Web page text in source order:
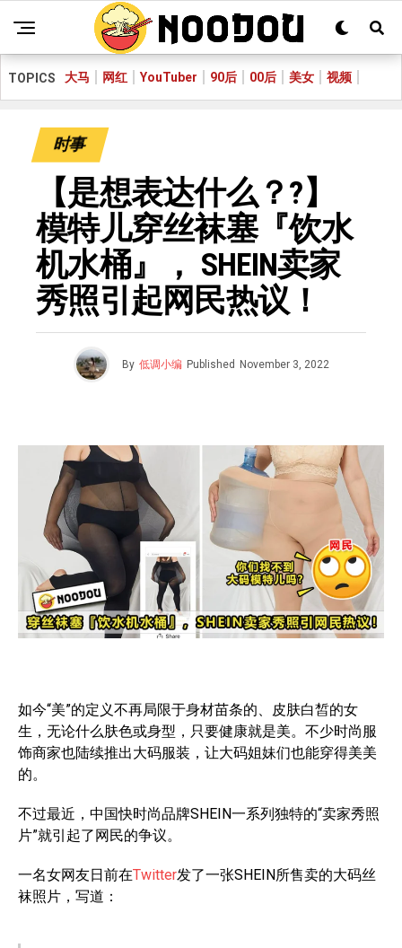
TOPICS 大马 网红 YouTuber 90后 00后 美女 视频
时事
【是想表达什么？?】
模特儿穿丝袜塞『饮水
机水桶』， SHEIN卖家
秀照引起网民热议！
By 低调小编 Published November 3, 2022
如今“美”的定义不再局限于身材苗条的、皮肤白皙的女
生，无论什么肤色或身型，只要健康就是美。不少时尚服
饰商家也陆续推出大码服装，让大码姐妹们也能穿得美美
的。
不过最近，中国快时尚品牌SHEIN一系列独特的“卖家秀照
片”就引起了网民的争议。
一名女网友日前在Twitter发了一张SHEIN所售卖的大码丝
袜照片，写道：